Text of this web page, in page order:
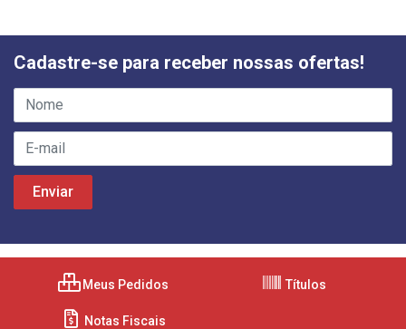
Cadastre-se para receber nossas ofertas!
Meus Pedidos Títulos
Notas Fiscais